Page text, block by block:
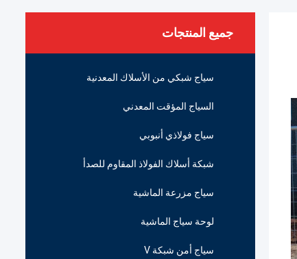
جميع المنتجات
سياج شبكي من الأسلاك المعدنية
السياج المؤقت المعدني
سياج فولاذي أنبوبي
شبكة أسلاك الفولاذ المقاوم للصدأ
سياج مزرعة الماشية
لوحة سياج الماشية
سياج أمن شبكة V